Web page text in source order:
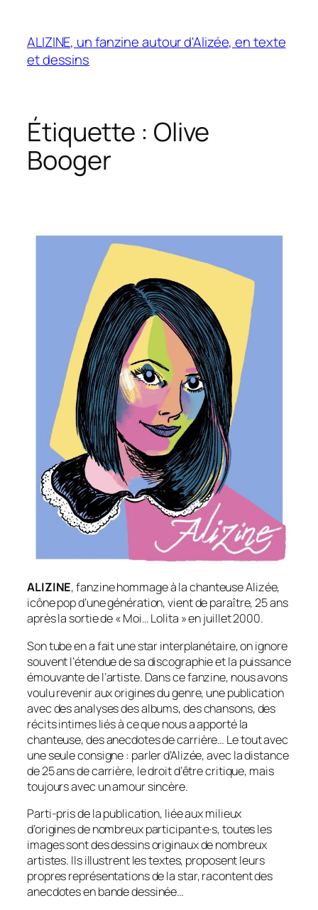
contenu
ALIZINE, un fanzine autour d'Alizée, en texte
et dessins
Étiquette : Olive
Booger
ALIZINE, fanzine hommage à la chanteuse Alizée,
icône pop d’une génération, vient de paraître, 25 ans
après la sortie de « Moi… Lolita » en juillet 2000.
Son tube en a fait une star interplanétaire, on ignore
souvent l’étendue de sa discographie et la puissance
émouvante de l’artiste. Dans ce fanzine, nous avons
voulu revenir aux origines du genre, une publication
avec des analyses des albums, des chansons, des
récits intimes liés à ce que nous a apporté la
chanteuse, des anecdotes de carrière… Le tout avec
une seule consigne : parler d’Alizée, avec la distance
de 25 ans de carrière, le droit d’être critique, mais
toujours avec un amour sincère.
Parti-pris de la publication, liée aux milieux
d’origines de nombreux participant·e·s, toutes les
images sont des dessins originaux de nombreux
artistes. Ils illustrent les textes, proposent leurs
propres représentations de la star, racontent des
anecdotes en bande dessinée…